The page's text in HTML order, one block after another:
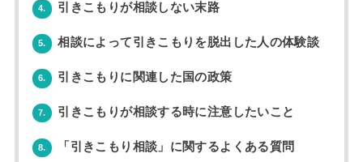
4. 引きこもりが相談しない末路
5. 相談によって引きこもりを脱出した人の体験談
6. 引きこもりに関連した国の政策
7. 引きこもりが相談する時に注意したいこと
8. 「引きこもり相談」に関するよくある質問